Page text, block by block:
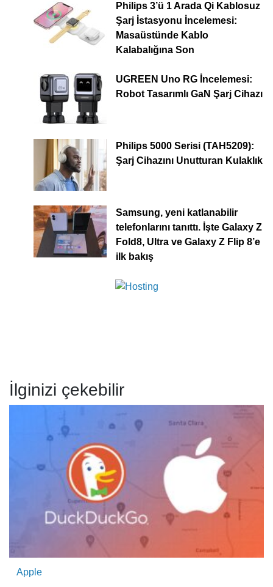
Philips 3’ü 1 Arada Qi Kablosuz
Şarj İstasyonu İncelemesi:
Masaüstünde Kablo
Kalabalığına Son
UGREEN Uno RG İncelemesi:
Robot Tasarımlı GaN Şarj Cihazı
Philips 5000 Serisi (TAH5209):
Şarj Cihazını Unutturan Kulaklık
Samsung, yeni katlanabilir
telefonlarını tanıttı. İşte Galaxy Z
Fold8, Ultra ve Galaxy Z Flip 8’e
ilk bakış
İlginizi çekebilir
Apple